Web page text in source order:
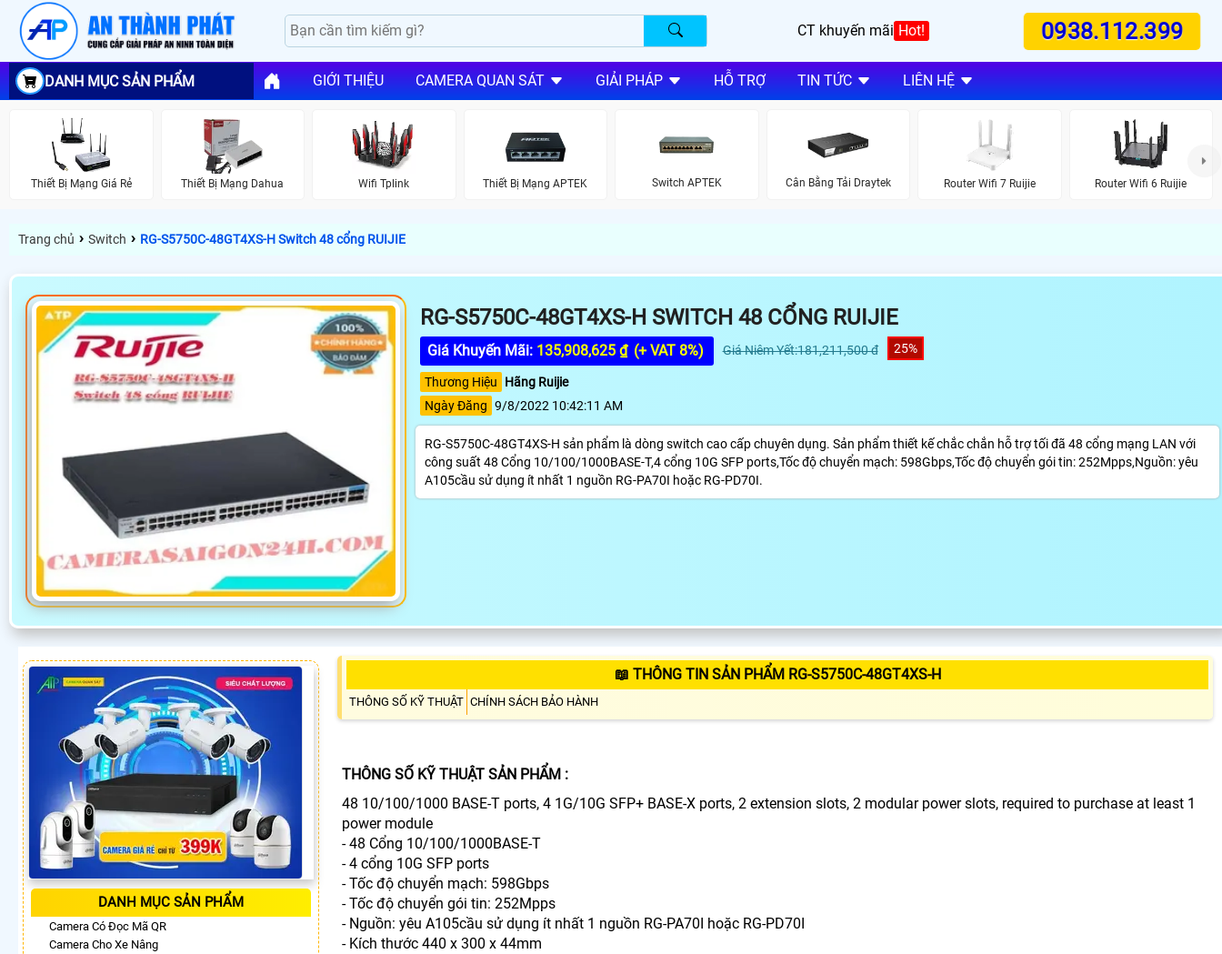
CT khuyến mãi Hot! 0938.112.399
DANH MỤC SẢN PHẨM GIỚI THIỆU CAMERA QUAN SÁT GIẢI PHÁP HỖ TRỢ TIN TỨC LIÊN HỆ
Thiết Bị Mạng Giá Rẻ Thiết Bị Mạng Dahua Wifi Tplink Thiết Bị Mạng APTEK Switch APTEK Cân Bằng Tải Draytek Router Wifi 7 Ruijie Router Wifi 6 Ruijie
Trang chủ › Switch › RG-S5750C-48GT4XS-H Switch 48 cổng RUIJIE
RG-S5750C-48GT4XS-H SWITCH 48 CỔNG RUIJIE
Giá Khuyến Mãi: 135,908,625 ₫ (+ VAT 8%) Giá Niêm Yết:181,211,500 đ 25%
Thương Hiệu
Hãng Ruijie
Ngày Đăng 9/8/2022 10:42:11 AM
RG-S5750C-48GT4XS-H sản phẩm là dòng switch cao cấp chuyên dụng. Sản phẩm thiết kế chắc chắn hỗ trợ tối đã 48 cổng mạng LAN với
công suất 48 Cổng 10/100/1000BASE-T,4 cổng 10G SFP ports,Tốc độ chuyển mạch: 598Gbps,Tốc độ chuyển gói tin: 252Mpps,Nguồn: yêu
A105cầu sử dụng ít nhất 1 nguồn RG-PA70I hoặc RG-PD70I.
DANH MỤC SẢN PHẨM
Camera Có Đọc Mã QR
Camera Cho Xe Nâng
📖 THÔNG TIN SẢN PHẨM RG-S5750C-48GT4XS-H
THÔNG SỐ KỸ THUẬT CHÍNH SÁCH BẢO HÀNH
THÔNG SỐ KỸ THUẬT SẢN PHẨM :
48 10/100/1000 BASE-T ports, 4 1G/10G SFP+ BASE-X ports, 2 extension slots, 2 modular power slots, required to purchase at least 1
power module
- 48 Cổng 10/100/1000BASE-T
- 4 cổng 10G SFP ports
- Tốc độ chuyển mạch: 598Gbps
- Tốc độ chuyển gói tin: 252Mpps
- Nguồn: yêu A105cầu sử dụng ít nhất 1 nguồn RG-PA70I hoặc RG-PD70I
- Kích thước 440 x 300 x 44mm